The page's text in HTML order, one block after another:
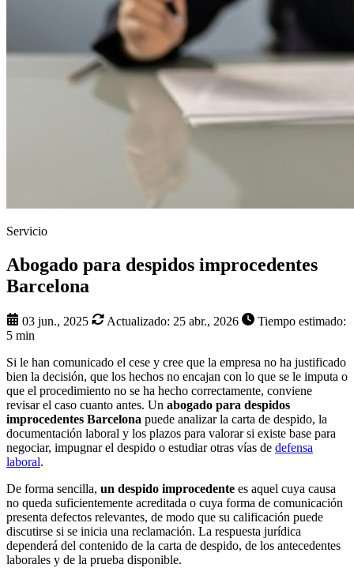
Servicio
Abogado para despidos improcedentes
Barcelona
03 jun., 2025 Actualizado: 25 abr., 2026
Tiempo estimado:
5 min
Si le han comunicado el cese y cree que la empresa no ha justificado
bien la decisión, que los hechos no encajan con lo que se le imputa o
que el procedimiento no se ha hecho correctamente, conviene
revisar el caso cuanto antes. Un abogado para despidos
improcedentes Barcelona puede analizar la carta de despido, la
documentación laboral y los plazos para valorar si existe base para
negociar, impugnar el despido o estudiar otras vías de defensa
laboral.
De forma sencilla, un despido improcedente es aquel cuya causa
no queda suficientemente acreditada o cuya forma de comunicación
presenta defectos relevantes, de modo que su calificación puede
discutirse si se inicia una reclamación. La respuesta jurídica
dependerá del contenido de la carta de despido, de los antecedentes
laborales y de la prueba disponible.